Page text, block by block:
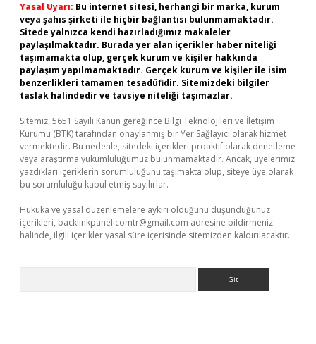
Yasal Uyarı: Bu internet sitesi, herhangi bir marka, kurum
veya şahıs şirketi ile hiçbir bağlantısı bulunmamaktadır.
Sitede yalnızca kendi hazırladığımız makaleler
paylaşılmaktadır. Burada yer alan içerikler haber niteliği
taşımamakta olup, gerçek kurum ve kişiler hakkında
paylaşım yapılmamaktadır. Gerçek kurum ve kişiler ile isim
benzerlikleri tamamen tesadüfidir. Sitemizdeki bilgiler
taslak halindedir ve tavsiye niteliği taşımazlar.
Sitemiz, 5651 Sayılı Kanun gereğince Bilgi Teknolojileri ve İletişim
Kurumu (BTK) tarafından onaylanmış bir Yer Sağlayıcı olarak hizmet
vermektedir. Bu nedenle, sitedeki içerikleri proaktif olarak denetleme
veya araştırma yükümlülüğümüz bulunmamaktadır. Ancak, üyelerimiz
yazdıkları içeriklerin sorumluluğunu taşımakta olup, siteye üye olarak
bu sorumluluğu kabul etmiş sayılırlar.
Hukuka ve yasal düzenlemelere aykırı olduğunu düşündüğünüz
içerikleri, backlinkpanelicomtr@gmail.com adresine bildirmeniz
halinde, ilgili içerikler yasal süre içerisinde sitemizden kaldırılacaktır.